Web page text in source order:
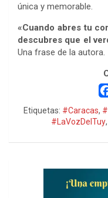
única y memorable.
«Cuando abres tu
descubres que el
Una frase de la autora.
Etiquetas: #Caracas,
#LaVozDelTuy,